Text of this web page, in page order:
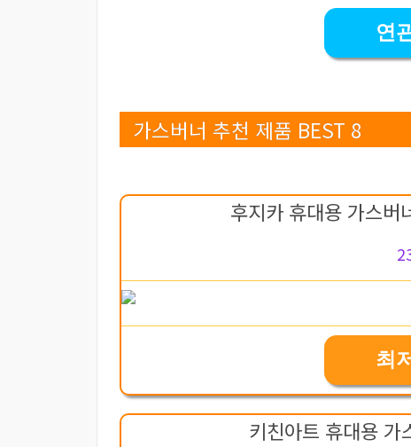
연
가스버너 추천 제품 BEST 8
후지카 휴대용 가스
최
키친아트 휴대용